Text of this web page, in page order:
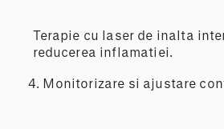
Terapie cu laser de inalta
reducerea inflamatiei.
4. Monitorizare si ajustare